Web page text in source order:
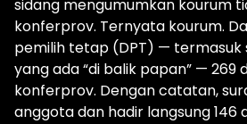
sidang mengumumkan kourum
konferprov. Ternyata kourum.
pemilih tetap (DPT) — termasuk
yang ada “di balik papan” — 269
konferprov. Dengan catatan,
anggota dan hadir langsung 146